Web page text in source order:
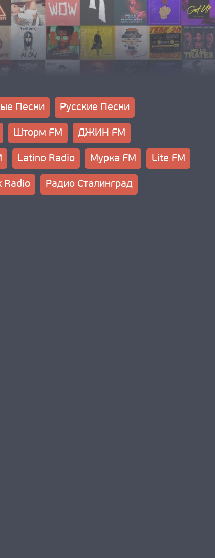
Песни Русские Песни
Шторм FM ДЖИН FM
Latino Radio Мурка FM Lite FM
Radio Радио Сталинград